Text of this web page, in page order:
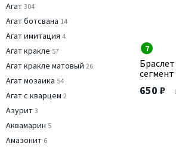
Агат 304
Агат ботсвана 14
Агат имитация 4
Агат кракле 57
Агат кракле матовый 26
Агат мозаика 54
Агат с кварцем 2
Азурит 3
Аквамарин 5
Амазонит 6
7
650 ₽